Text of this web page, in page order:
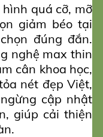
quá cỡ, mỡ
giảm béo tại
đúng đắn.
nghệ max thin
cân khoa học,
nét đẹp Việt,
cập nhật
giúp cải thiện